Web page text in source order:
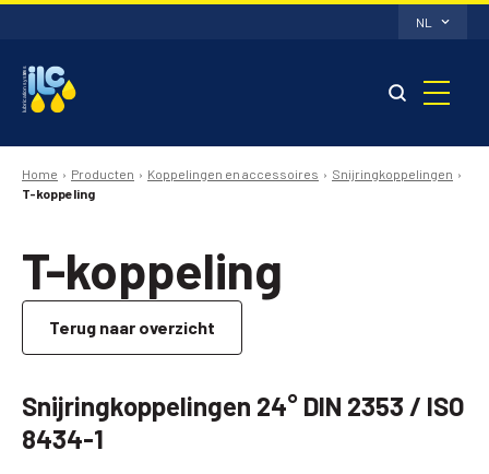
NL
Home Producten Koppelingen en accessoires
Snijringkoppelingen
T-koppeling
T-koppeling
Terug naar overzicht
Snijringkoppelingen 24° DIN 2353 / ISO
8434-1